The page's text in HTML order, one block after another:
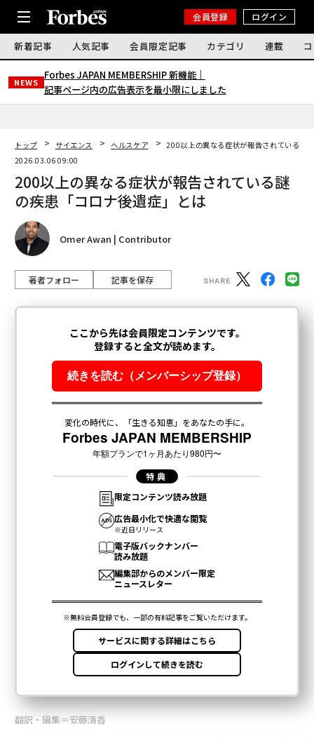
会員登録 ログイン
新着記事 人気記事 会員限定記事 カテゴリ 連載
NEWS
Forbes JAPAN MEMBERSHIP 新機能｜
記事ページ内の広告表示を最小限にしました
トップ サイエンス ヘルスケア
200以上の異なる症状が報告されている謎
2026.03.06 09:00
200以上の異なる症状が報告されている謎
の疾患「コロナ後遺症」とは
Omer Awan | Contributor
著者フォロー 記事を保存
翻訳・編集＝安藤清香